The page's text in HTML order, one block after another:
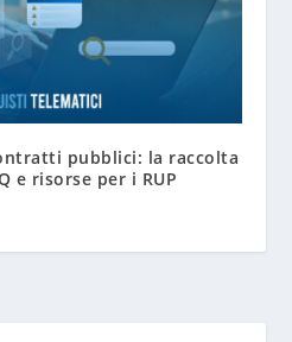
pubblici: la raccolta
e risorse per i RUP